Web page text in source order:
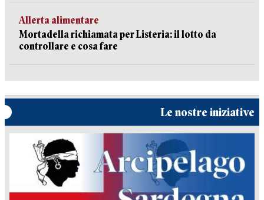
Allerta alimentare
Mortadella richiamata per Listeria: il lotto da
controllare e cosa fare
Le nostre iniziative